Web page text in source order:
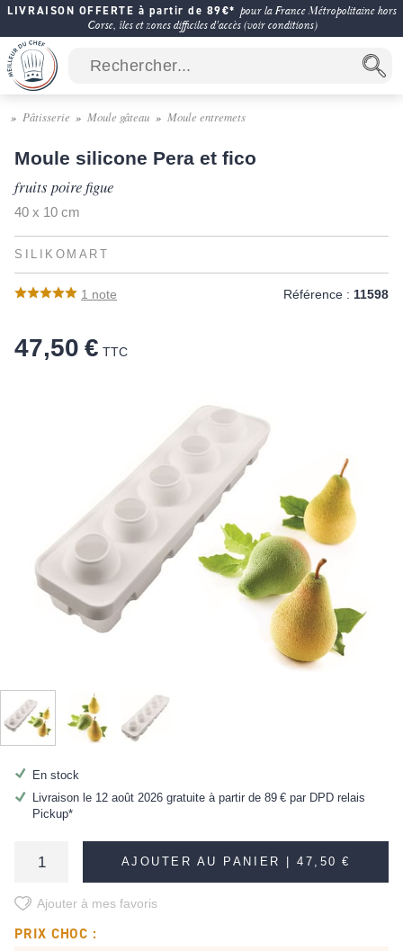
LIVRAISON OFFERTE à partir de 89€* pour la France Métropolitaine hors
Corse, îles et zones difficiles d'accès (voir conditions)
Pâtisserie Moule gâteau Moule entremets
Moule silicone Pera et fico
fruits poire figue
40 x 10 cm
SILIKOMART
1 note Référence : 11598
47,50 € TTC
En stock
Livraison le 12 août 2026 gratuite à partir de 89 €par DPD relais
Pickup*
AJOUTER AU PANIER |47,50 €
Ajouter à mes favoris
PRIX CHOC :